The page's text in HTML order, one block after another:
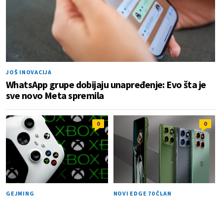
JOŠ INOVACIJA
WhatsApp grupe dobijaju unapređenje: Evo šta je
sve novo Meta spremila
0
GEJMING
0
NOVI EDGE 70 ČLAN